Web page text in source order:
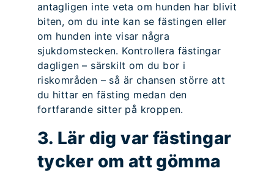
antagligen inte veta om hunden har blivit
biten, om du inte kan se fästingen eller
om hunden inte visar några
sjukdomstecken. Kontrollera fästingar
dagligen – särskilt om du bor i
riskområden – så är chansen större att
du hittar en fästing medan den
fortfarande sitter på kroppen.
3. Lär dig var fästingar
tycker om att gömma